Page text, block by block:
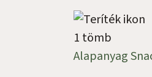
1 tömb
Alapanyag